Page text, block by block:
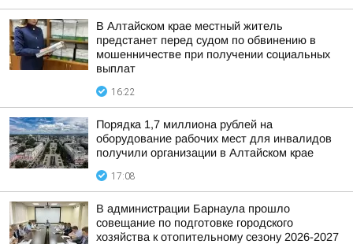
В Алтайском крае местный житель
предстанет перед судом по обвинению в
мошенничестве при получении социальных
выплат
16:22
Порядка 1,7 миллиона рублей на
оборудование рабочих мест для инвалидов
получили организации в Алтайском крае
17:08
В администрации Барнаула прошло
совещание по подготовке городского
хозяйства к отопительному сезону 2026-2027